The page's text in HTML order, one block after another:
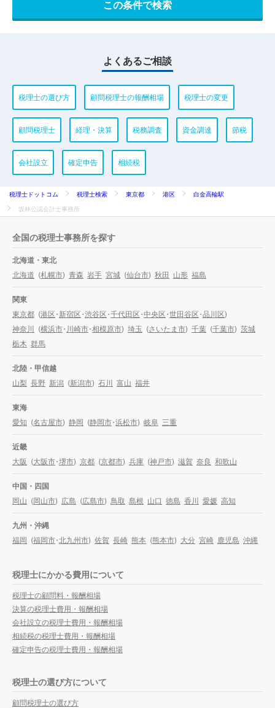
よくあるご相談
税理士の選び方 顧問税理士の報酬相場 税理士の変更
顧問税理士 経理・決算 税務調査 資金調達 節税
会社設立 確定申告 相続税
税理士ドットコム 税理士検索 東京都 港区
白金高輪駅
坂林公認会計士事務所
全国の税理士事務所を探す
北海道・東北
北海道 (札幌市) 青森 岩手 宮城 (仙台市) 秋田 山形 福島
関東
東京都 (港区・新宿区・渋谷区・千代田区・中央区・世田谷区・品川区)
神奈川 (横浜市・川崎市・相模原市) 埼玉 (さいたま市) 千葉 (千葉市) 茨城
栃木 群馬
北陸・甲信越
山梨 長野 新潟 (新潟市) 石川 富山 福井
東海
愛知 (名古屋市) 静岡 (静岡市・浜松市) 岐阜 三重
近畿
大阪 (大阪市・堺市) 京都 (京都市) 兵庫 (神戸市) 滋賀 奈良 和歌山
中国・四国
岡山 (岡山市) 広島 (広島市) 鳥取 島根 山口 徳島 香川 愛媛 高知
九州・沖縄
福岡 (福岡市・北九州市) 佐賀 長崎 熊本 (熊本市) 大分 宮崎 鹿児島 沖縄
税理士にかかる費用について
税理士の顧問料・報酬相場
決算の税理士費用・報酬相場
会社設立の税理士費用・報酬相場
相続税の税理士費用・報酬相場
確定申告の税理士費用・報酬相場
税理士の選び方について
顧問税理士の選び方